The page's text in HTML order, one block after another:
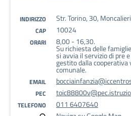
INDIRIZZO Str. Torino, 30,
CAP 10024
ORARI 8,00 - 16,30.
Su richiesta delle
si avvia il servizio di pre
gestito dalla cooperativa
comunale.
EMAIL
PEC
TELEFONO
011 6407640